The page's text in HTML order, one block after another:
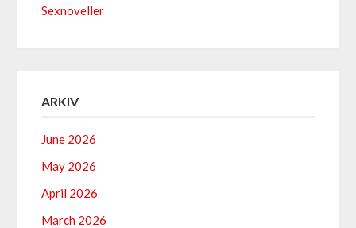
Sexnoveller
ARKIV
June 2026
May 2026
April 2026
March 2026